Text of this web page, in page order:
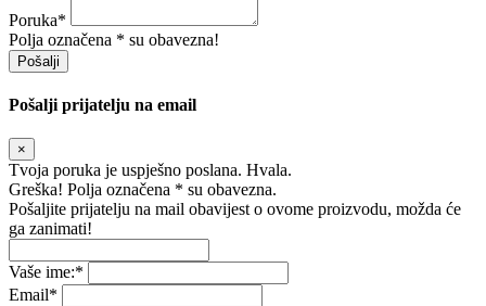
Poruka*
Polja označena * su obavezna!
Pošalji
Pošalji prijatelju na email
×
Tvoja poruka je uspješno poslana. Hvala.
Greška! Polja označena * su obavezna.
Pošaljite prijatelju na mail obavijest o ovome proizvodu, možda će
ga zanimati!
Vaše ime:*
Email*